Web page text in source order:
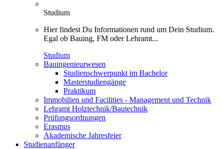
Studium
Hier findest Du Informationen rund um Dein Studium.
Egal ob Bauing, FM oder Lehramt...
Studium
Bauingenieurwesen
Studienschwerpunkt im Bachelor
Masterstudiengänge
Praktikum
Immobilien und Facilities - Management und Technik
Lehramt Holztechnik/Bautechnik
Prüfungsordnungen
Erasmus
Akademische Jahresfeier
Studienanfänger